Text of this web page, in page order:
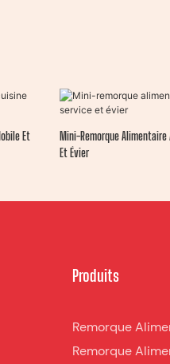
Et
Mini-Remorque Alimentaire
Et Évier
Produits
Remorque
Remorque